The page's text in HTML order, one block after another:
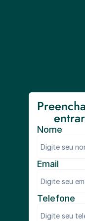
Email
Telefone
Nome